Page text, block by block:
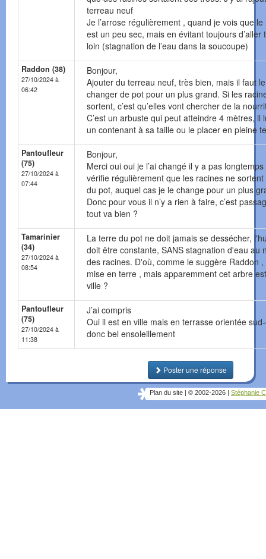
terreau neuf
Je l’arrose régulièrement , quand je vois que le
est un peu sec, mais en évitant toujours d’aller
loin (stagnation de l’eau dans la soucoupe)
Raddon (38)
27/10/2024 à
06:42
Bonjour,
Ajouter du terreau neuf, très bien, mais il faut le
changer de pot pour un plus grand. Si les
sortent, c’est qu’elles vont chercher de la
C’est un arbuste qui peut atteindre 4 mètres, il
un contenant à sa taille ou le placer en pleine
Pantoufleur
(75)
27/10/2024 à
07:44
Bonjour,
Merci oui oui je l’ai changé il y a pas
vérifie régulièrement que les racines ne sortent
du pot, auquel cas je le change pour un plus
Donc pour vous il n’y a rien à faire, c’est
tout va bien ?
Tamarinier
(34)
27/10/2024 à
08:54
La terre du pot ne doit jamais se dessécher,
doit être constante, SANS stagnation d'eau au
des racines. D'où, comme le suggère Raddon ,
mise en terre , mais apparemment cet arbre
ville ?
Pantoufleur
(75)
27/10/2024 à
11:38
J’ai compris
Oui il est en ville mais en terrasse orientée
donc bel ensoleillement
Poster une réponse
Plan du site © 2002-2026 Stéphanie C